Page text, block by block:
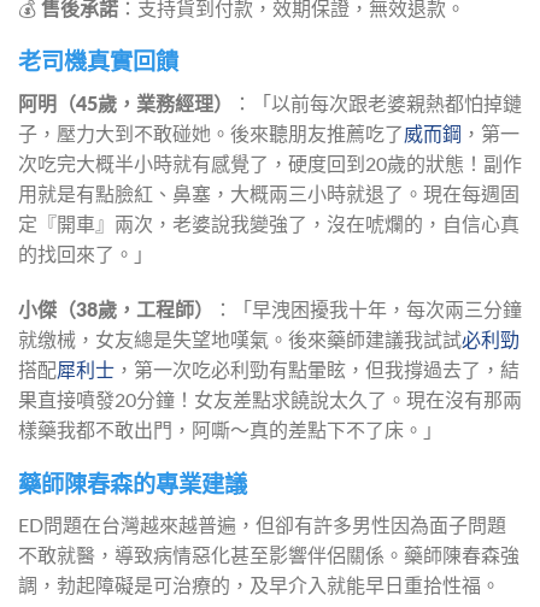
💰 售後承諾 ：支持貨到付款，效期保證，無效退款。
老司機真實回饋
阿明（45歲，業務經理）
：「以前每次跟老婆親熱都怕掉鏈
子，壓力大到不敢碰她。後來聽朋友推薦吃了 威而鋼 ，第一
次吃完大概半小時就有感覺了，硬度回到20歲的狀態！副作
用就是有點臉紅、鼻塞，大概兩三小時就退了。現在每週固
定『開車』兩次，老婆說我變強了，沒在唬爛的，自信心真
的找回來了。」
小傑（38歲，工程師）
：「早洩困擾我十年，每次兩三分鐘
就缴械，女友總是失望地嘆氣。後來藥師建議我試試必利勁
搭配犀利士 ，第一次吃必利勁有點暈眩，但我撐過去了，結
果直接噴發20分鐘！女友差點求饒說太久了。現在沒有那兩
樣藥我都不敢出門，阿嘶～真的差點下不了床。」
藥師陳春森的專業建議
ED問題在台灣越來越普遍，但卻有許多男性因為面子問題
不敢就醫，導致病情惡化甚至影響伴侶關係。藥師陳春森強
調，勃起障礙是可治療的，及早介入就能早日重拾性福。